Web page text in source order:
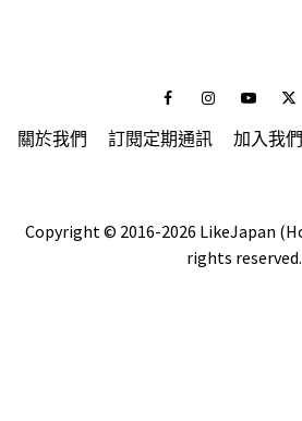
FacebookInstagramYoutube
關於我們 訂閱定期通訊 加入我們
Copyright © 2016-2026 LikeJapan
rights reserved.